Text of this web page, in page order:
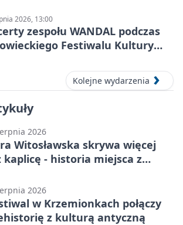
2026, 13:00
zespołu WANDAL podczas
Festiwalu Kultury
Kolejne wydarzenia
2026
Witosławska skrywa więcej
kaplicę - historia miejsca z
2026
w Krzemionkach połączy
z kulturą antyczną